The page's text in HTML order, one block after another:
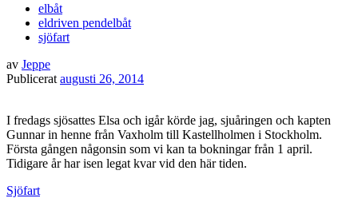
elbåt
eldriven pendelbåt
sjöfart
av Jeppe
Publicerat augusti 26, 2014
I fredags sjösattes Elsa och igår körde jag, sjuåringen och kapten
Gunnar in henne från Vaxholm till Kastellholmen i Stockholm.
Första gången någonsin som vi kan ta bokningar från 1 april.
Tidigare år har isen legat kvar vid den här tiden.
Sjöfart